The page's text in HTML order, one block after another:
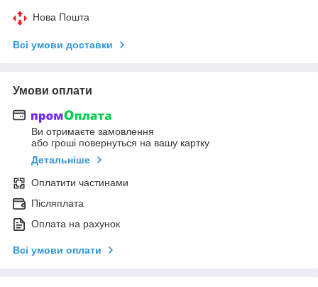
Нова Пошта
Всі умови доставки
Умови оплати
Ви отримаєте замовлення
або гроші повернуться на вашу картку
Детальніше
Оплатити частинами
Післяплата
Оплата на рахунок
Всі умови оплати